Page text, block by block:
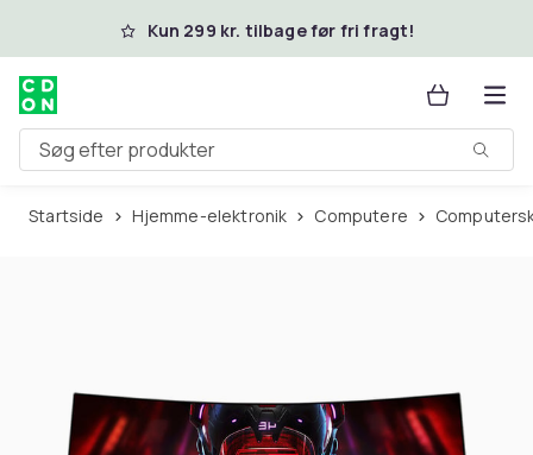
Spring til hovedindhold
Kun 299 kr. tilbage før fri fragt!
Søg efter produkter
Startside Hjemme-elektronik Computere